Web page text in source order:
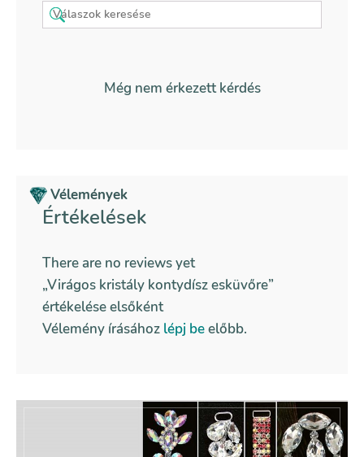
Még nem érkezett kérdés
Vélemények
Értékelések
There are no reviews yet
„Virágos kristály kontydísz esküvőre”
értékelése elsőként
Vélemény írásához lépj beelőbb.